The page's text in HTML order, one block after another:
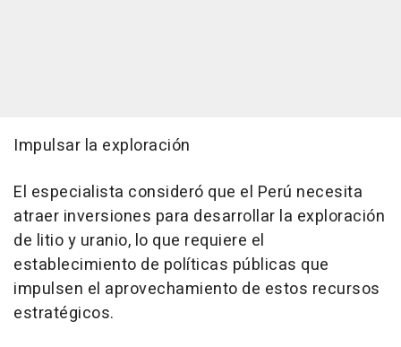
Impulsar la exploración
El especialista consideró que el Perú necesita
atraer inversiones para desarrollar la exploración
de litio y uranio, lo que requiere el
establecimiento de políticas públicas que
impulsen el aprovechamiento de estos recursos
estratégicos.